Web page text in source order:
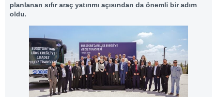
planlanan sıfır araç yatırımı açısından da önemli bir adım
oldu.